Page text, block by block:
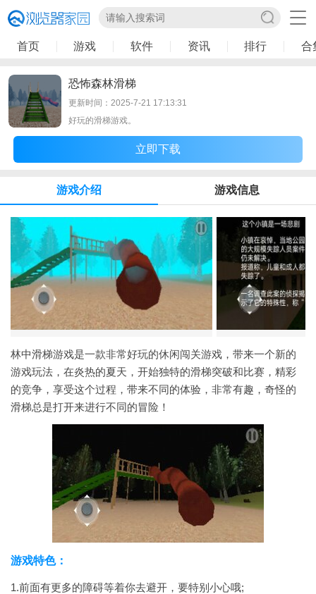
首页 游戏 软件 资讯 排行 合
恐怖森林滑梯
更新时间：2025-7-21 17:13:31
好玩的滑梯游戏。
立即下载
游戏介绍 游戏信息
林中滑梯游戏是一款非常好玩的休闲闯关游戏，带来一个新的
游戏玩法，在炎热的夏天，开始独特的滑梯突破和比赛，精彩
的竞争，享受这个过程，带来不同的体验，非常有趣，奇怪的
滑梯总是打开来进行不同的冒险！
游戏特色：
1.前面有更多的障碍等着你去避开，要特别小心哦;